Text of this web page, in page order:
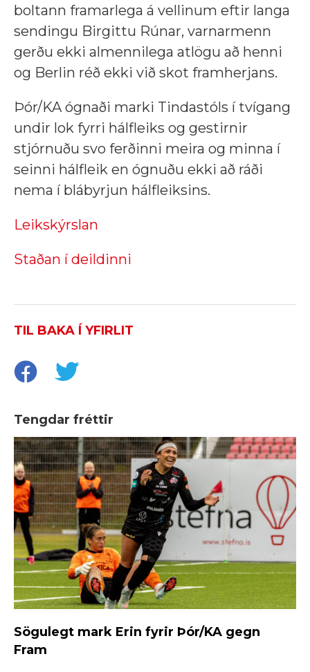
boltann framarlega á vellinum eftir langa
sendingu Birgittu Rúnar, varnarmenn
gerðu ekki almennilega atlögu að henni
og Berlin réð ekki við skot framherjans.
Þór/KA ógnaði marki Tindastóls í tvígang
undir lok fyrri hálfleiks og gestirnir
stjórnuðu svo ferðinni meira og minna í
seinni hálfleik en ógnuðu ekki að ráði
nema í blábyrjun hálfleiksins.
Leikskýrslan
Staðan í deildinni
TIL BAKA Í YFIRLIT
Tengdar fréttir
Sögulegt mark Erin fyrir Þór/KA gegn
Fram